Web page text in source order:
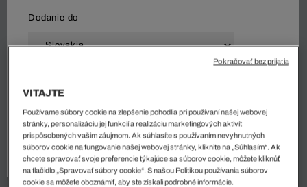
Dodanie do
ZAČAŤ NAKUPOVAŤ
VITAJTE
Používame súbory cookie na zlepšenie pohodlia pri používaní našej webovej
stránky, personalizáciu jej funkcií a realizáciu marketingových aktivít
prispôsobených vašim záujmom. Ak súhlasíte s používaním nevyhnutných
súborov cookie na fungovanie našej webovej stránky, kliknite na „Súhlasím“. Ak
chcete spravovať svoje preferencie týkajúce sa súborov cookie, môžete kliknúť
na tlačidlo „Spravovať súbory cookie“. S našou Politikou používania súborov
cookie sa môžete oboznámiť, aby ste získali podrobné informácie.
Pokračovať bez prijatia